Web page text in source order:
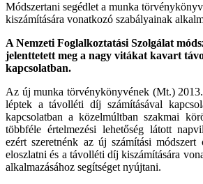
Módszertani segédlet a munka
kiszámítására vonatkozó szabályainak
A Nemzeti Foglalkoztatási Szolgálat
jelenttetett meg a nagy vitákat kavart
kapcsolatban.
Az új munka törvénykönyvének (Mt.)
léptek a távolléti díj számításával
kapcsolatban a közelmúltban szakmai
többféle értelmezési lehetőség látott
ezért szeretnénk az új számítási módszert
eloszlatni és a távolléti díj kiszámítására
alkalmazásához segítséget nyújtani.